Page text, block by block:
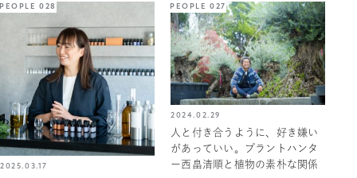
PEOPLE 028
2025.03.17
PEOPLE 027
2024.02.29
人と付き合うように、好き嫌い
があっていい。プラントハンタ
ー西畠清順と植物の素朴な関係